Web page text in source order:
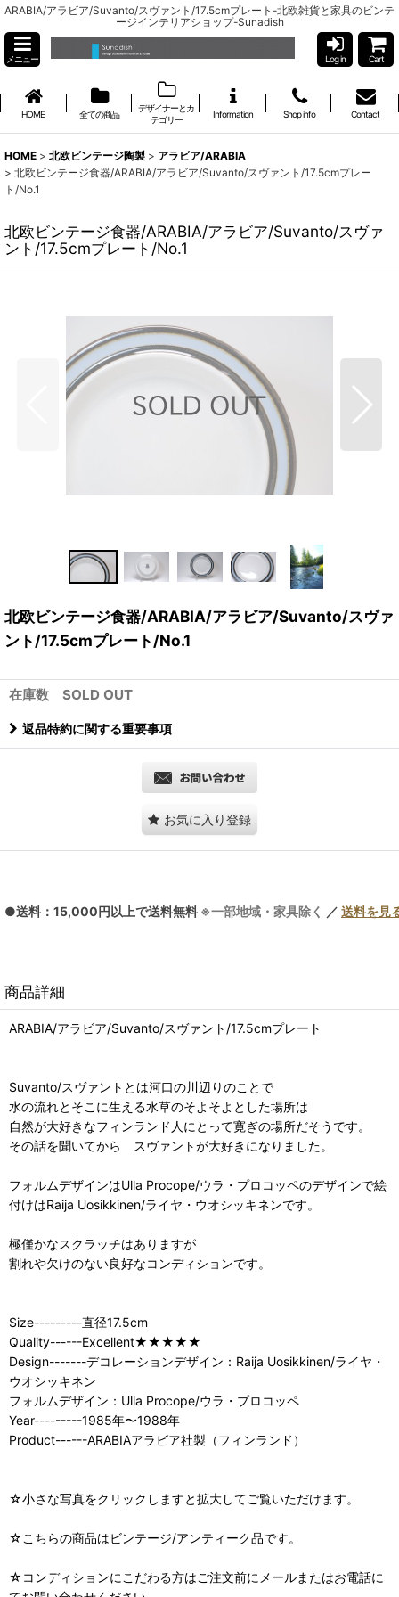
ARABIA/アラビア/Suvanto/スヴァント/17.5cmプレート-北欧雑貨と家具のビンテ
ージインテリアショップ-Sunadish
メニュー Log in Cart
HOME 全ての商品
デザイナーとカ
テゴリー
Information Shop info Contact
HOME > 北欧ビンテージ陶製 > アラビア/ARABIA
> 北欧ビンテージ食器/ARABIA/アラビア/Suvanto/スヴァント/17.5cmプレー
ト/No.1
北欧ビンテージ食器/ARABIA/アラビア/Suvanto/スヴァ
ント/17.5cmプレート/No.1
北欧ビンテージ食器/ARABIA/アラビア/Suvanto/スヴァ
ント/17.5cmプレート/No.1
在庫数 SOLD OUT
返品特約に関する重要事項
お気に入り登録
●送料：15,000円以上で送料無料 ※一部地域・家具除く ／ 送料を見
商品詳細
ARABIA/アラビア/Suvanto/スヴァント/17.5cmプレート
Suvanto/スヴァントとは河口の川辺りのことで
水の流れとそこに生える水草のそよそよとした場所は
自然が大好きなフィンランド人にとって寛ぎの場所だそうです。
その話を聞いてから スヴァントが大好きになりました。
フォルムデザインはUlla Procope/ウラ・プロコッペのデザインで絵
付けはRaija Uosikkinen/ライヤ・ウオシッキネンです。
極僅かなスクラッチはありますが
割れや欠けのない良好なコンディションです。
Size---------直径17.5cm
Quality------Excellent★★★★★
Design-------デコレーションデザイン：Raija Uosikkinen/ライヤ・
ウオシッキネン
フォルムデザイン：Ulla Procope/ウラ・プロコッペ
Year---------1985年〜1988年
Product------ARABIAアラビア社製（フィンランド）
☆小さな写真をクリックしますと拡大してご覧いただけます。
☆こちらの商品はビンテージ/アンティーク品です。
☆コンディションにこだわる方はご注文前にメールまたはお電話に